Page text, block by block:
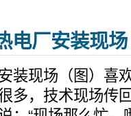
电厂安装现
装现场（图）喜
多，技术现场传